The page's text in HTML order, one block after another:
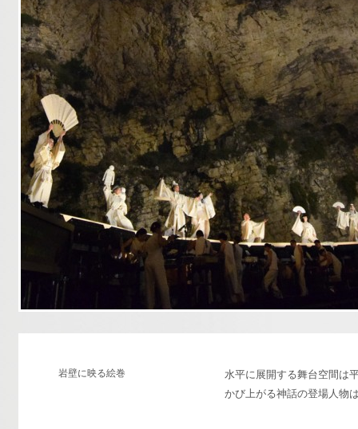
岩壁に映る絵巻
水平に展開する舞台空間は
かび上がる神話の登場人物